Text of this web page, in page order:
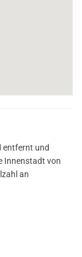
entfernt und
Innenstadt von
an